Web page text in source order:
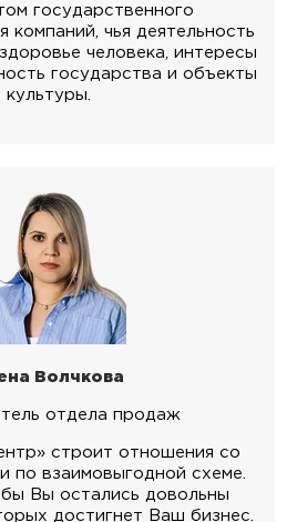
государственного
компаний, чья деятельность
человека, интересы
государства и объекты
культуры.
Волчкова
отдела продаж
строит отношения со
по взаимовыгодной схеме.
Вы остались довольны
достигнет Ваш бизнес.